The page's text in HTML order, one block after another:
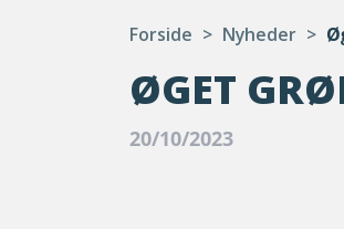
Forside > Nyheder >
ØGET
20/10/2023